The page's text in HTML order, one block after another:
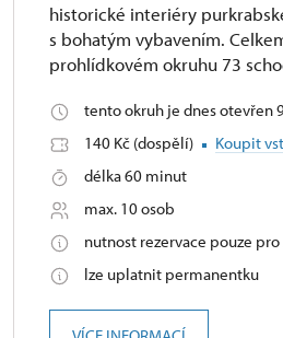
historické interiéry
s bohatým vybavením.
prohlídkovém okruhu 73
tento okruh je dnes otevřen
140 Kč (dospělí)
Koupit
délka 60 minut
max. 10 osob
nutnost rezervace pouze
lze uplatnit permanentku